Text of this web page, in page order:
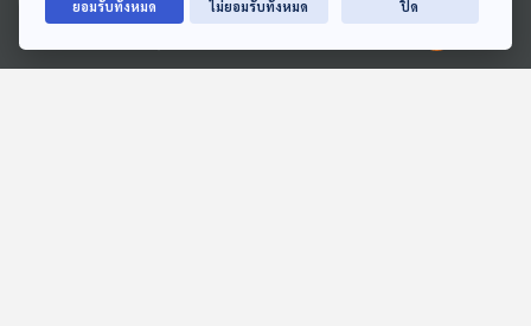
Ⓒ 2020 องค์การกระจายเสียงและแพร่ภาพสาธารณะแห่งประเทศไทย
01:16
พบกับละองและละมั่ง
01:16
EP. 1232: แร่ธาตุ กินน้อย
ยอมรับทั้งหมด ไม่ยอมรับทั้งหมด ปิด